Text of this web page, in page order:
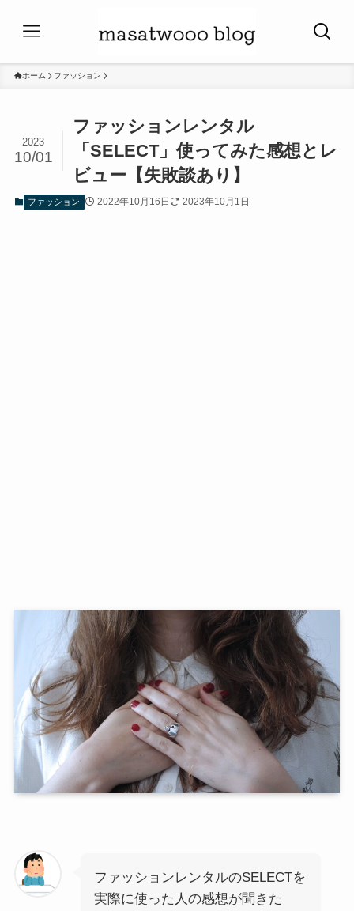
ホーム ファッション
ファッションレンタル
「SELECT」使ってみた感想とレ
ビュー【失敗談あり】
2023
10/01
ファッション 2022年10月16日 2023年10月1日
ファッションレンタルのSELECTを
実際に使った人の感想が聞きた